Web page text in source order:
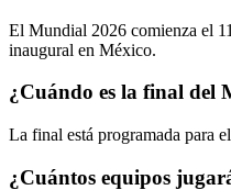
El Mundial 2026 comienza el
inaugural en México.
¿Cuándo es la final del
La final está programada para
¿Cuántos equipos